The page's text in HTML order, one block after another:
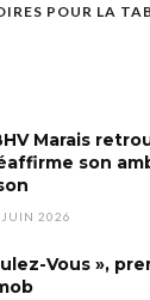
POUR LA
Marais
son
2026
Vous »,